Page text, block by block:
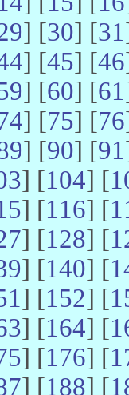
] [30] [31
] [45] [46
] [60] [61
] [75] [76
] [90] [91
] [104] [
] [116] [
] [128] [
] [140] [
] [152] [
] [164] [
] [176] [
] [188] [